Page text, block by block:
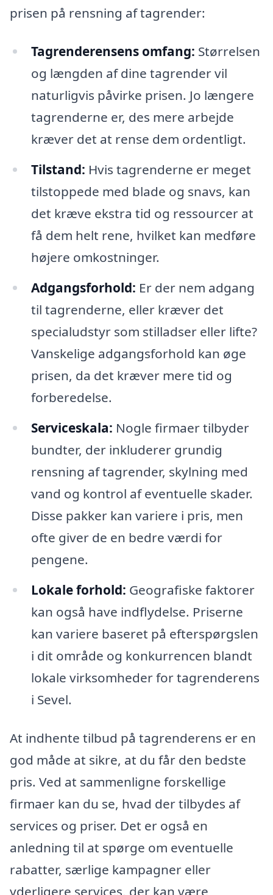
prisen på rensning af tagrender:
Tagrenderensens omfang: Størrelsen
og længden af dine tagrender vil
naturligvis påvirke prisen. Jo længere
tagrenderne er, des mere arbejde
kræver det at rense dem ordentligt.
Tilstand: Hvis tagrenderne er meget
tilstoppede med blade og snavs, kan
det kræve ekstra tid og ressourcer at
få dem helt rene, hvilket kan medføre
højere omkostninger.
Adgangsforhold: Er der nem adgang
til tagrenderne, eller kræver det
specialudstyr som stilladser eller lifte?
Vanskelige adgangsforhold kan øge
prisen, da det kræver mere tid og
forberedelse.
Serviceskala: Nogle firmaer tilbyder
bundter, der inkluderer grundig
rensning af tagrender, skylning med
vand og kontrol af eventuelle skader.
Disse pakker kan variere i pris, men
ofte giver de en bedre værdi for
pengene.
Lokale forhold: Geografiske faktorer
kan også have indflydelse. Priserne
kan variere baseret på efterspørgslen
i dit område og konkurrencen blandt
lokale virksomheder for tagrenderens
i Sevel.
At indhente tilbud på tagrenderens er en
god måde at sikre, at du får den bedste
pris. Ved at sammenligne forskellige
firmaer kan du se, hvad der tilbydes af
services og priser. Det er også en
anledning til at spørge om eventuelle
rabatter, særlige kampagner eller
yderligere services, der kan være